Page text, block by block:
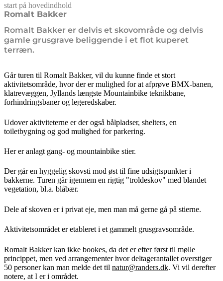
start på hovedindhold
Romalt Bakker
Romalt Bakker er delvis et skovområde og delvis
gamle grusgrave beliggende i et flot kuperet
terræn.
senest opdateret 20. februar 2026
Går turen til Romalt Bakker, vil du kunne finde et stort
aktivitetsområde, hvor der er mulighed for at afprøve BMX-banen,
klatrevæggen, Jyllands længste Mountainbike teknikbane,
forhindringsbaner og legeredskaber.
Udover aktiviteterne er der også bålpladser, shelters, en
toiletbygning og god mulighed for parkering.
Her er anlagt gang- og mountainbike stier.
Der går en hyggelig skovsti mod øst til fine udsigtspunkter i
bakkerne. Turen går igennem en rigtig "troldeskov" med blandet
vegetation, bl.a. blåbær.
Dele af skoven er i privat eje, men man må gerne gå på stierne.
Aktivitetsområdet er etableret i et gammelt grusgravsområde.
Romalt Bakker kan ikke bookes, da det er efter først til mølle
princippet, men ved arrangementer hvor deltagerantallet overstiger
50 personer kan man melde det til natur@randers.dk. Vi vil derefter
notere, at I er i området.